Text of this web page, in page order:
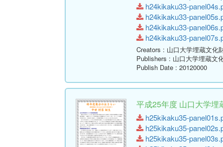
h24kikaku33-
h24kikaku33-
h24kikaku33-
h24kikaku33-
Creators : 山口大学埋蔵文化
Publishers : 山口大学埋蔵文
Publish Date : 20120000
平成25年度 山口大学
h25kikaku35-
h25kikaku35-
h25kikaku35-